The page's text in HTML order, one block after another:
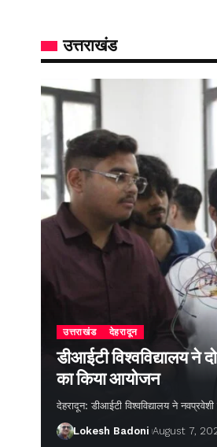
उत्तराखंड
उत्तराखंड देहरादून
डीआईटी विश्वविद्यालय ने
का किया आयोजन
देहरादून: डीआईटी विश्वविद्यालय ने
Lokesh Badoni August 7,